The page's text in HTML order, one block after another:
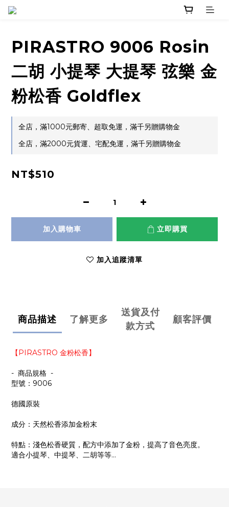
PIRASTRO 9006 Rosin
二胡 小提琴 大提琴 弦樂 金
粉松香 Goldflex
全店，滿1000元郵寄、超取免運，滿千另贈購物金
全店，滿2000元貨運、宅配免運，滿千另贈購物金
NT$510
加入購物車 立即購買
加入追蹤清單
商品描述 了解更多
送貨及付
款方式
顧客評價
【PIRASTRO 金粉松香】
- 商品規格 -
型號：9006
德國原裝
成分：天然松香添加金粉末
特點：淺色松香硬質，配方中添加了金粉，提高了音色亮度。
適合小提琴、中提琴、二胡等等...